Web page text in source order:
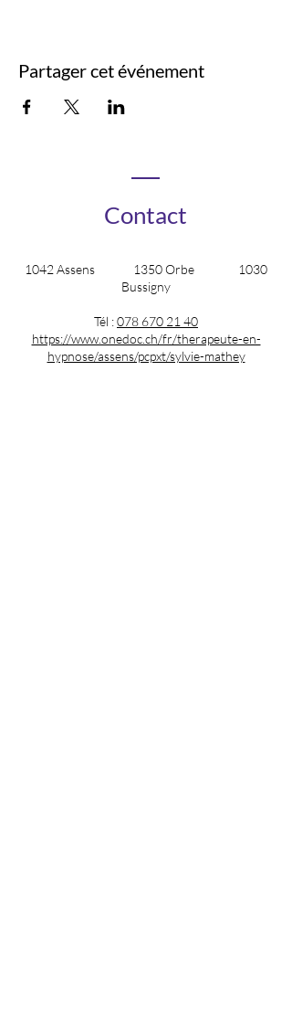
Partager cet événement
Contact
1042 Assens 1350 Orbe 1030
Bussigny
Tél :078 670 21 40
https://www.onedoc.ch/fr/therapeute-en-
hypnose/assens/pcpxt/sylvie-mathey